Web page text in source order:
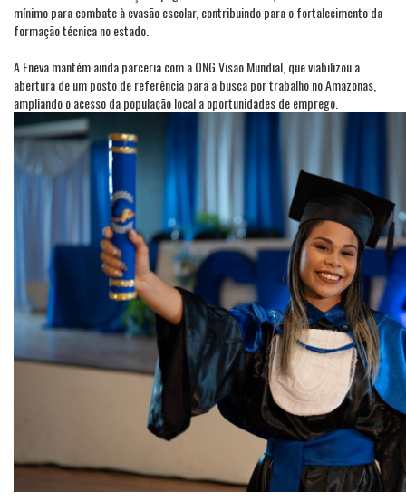
mínimo para combate à evasão escolar, contribuindo para o fortalecimento da
formação técnica no estado.
A Eneva mantém ainda parceria com a ONG Visão Mundial, que viabilizou a
abertura de um posto de referência para a busca por trabalho no Amazonas,
ampliando o acesso da população local a oportunidades de emprego.